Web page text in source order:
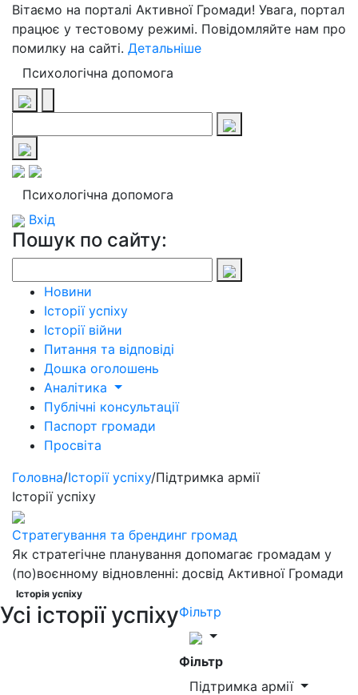
Вітаємо на порталі Активної Громади! Увага, портал
працює у тестовому режимі. Повідомляйте нам про
помилку на сайті. Детальніше
Психологічна допомога
Психологічна допомога
Вхід
Пошук по сайту:
Новини
Історії успіху
Історії війни
Питання та відповіді
Дошка оголошень
Аналітика
Публічні консультації
Паспорт громади
Просвіта
Головна/Історії успіху/Підтримка армії
Історії успіху
Стратегування та брендинг громад
Як стратегічне планування допомагає громадам у
(по)воєнному відновленні: досвід Активної Громади
Історія успіху
Усі історії успіхуФільтр
Фільтр
Підтримка армії